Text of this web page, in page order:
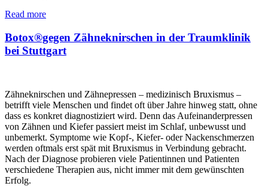
Read more
Botox®gegen Zähneknirschen in der Traumklinik
bei Stuttgart
Zähneknirschen und Zähnepressen – medizinisch Bruxismus –
betrifft viele Menschen und findet oft über Jahre hinweg statt, ohne
dass es konkret diagnostiziert wird. Denn das Aufeinanderpressen
von Zähnen und Kiefer passiert meist im Schlaf, unbewusst und
unbemerkt. Symptome wie Kopf-, Kiefer- oder Nackenschmerzen
werden oftmals erst spät mit Bruxismus in Verbindung gebracht.
Nach der Diagnose probieren viele Patientinnen und Patienten
verschiedene Therapien aus, nicht immer mit dem gewünschten
Erfolg.